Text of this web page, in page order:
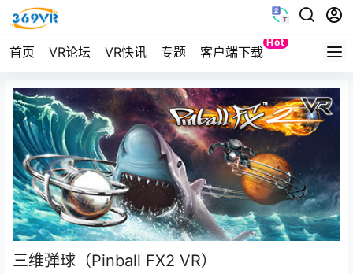
首页 VR论坛 VR快讯 专题 客户端下载
Hot
Quest
三维弹球（Pinball FX2 VR）